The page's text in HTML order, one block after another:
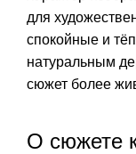
для
спокойные и
натуральным
сюжет более
О сюжете